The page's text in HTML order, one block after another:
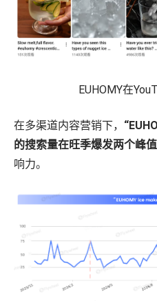
EUHOMY在
在多渠道内容营销下，
的搜索量在旺季爆发两个峰值
响力。